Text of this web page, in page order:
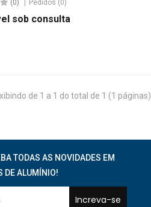
(0) Pedidos (0)
sob consulta
de 1 a 1 do total de 1 (1 páginas)
TODAS AS NOVIDADES EM
DE ALUMÍNIO!
Increva-se